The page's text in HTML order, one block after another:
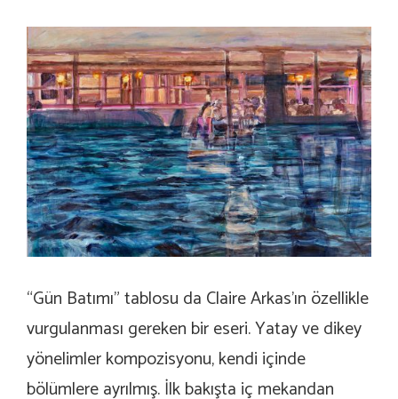
“Gün Batımı” tablosu da Claire Arkas’ın özellikle
vurgulanması gereken bir eseri. Yatay ve dikey
yönelimler kompozisyonu, kendi içinde
bölümlere ayrılmış. İlk bakışta iç mekandan